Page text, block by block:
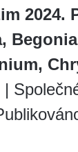
2024.
|